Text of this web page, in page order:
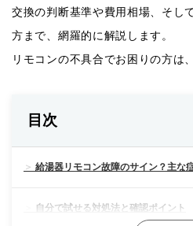
交換の判断基準や費用相場、そし
方まで、網羅的に解説します。
リモコンの不具合でお困りの方は
目次
給湯器リモコン故障のサイン？主な
自分で試せる対処法と確認ポイント